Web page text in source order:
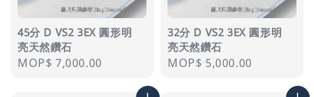
45分 D VS2 3EX 圓形明
亮天然鑽石
Regular
MOP$ 7,000.00
32分 D VS2 3EX 圓形明
亮天然鑽石
Regular
MOP$ 5,000.00